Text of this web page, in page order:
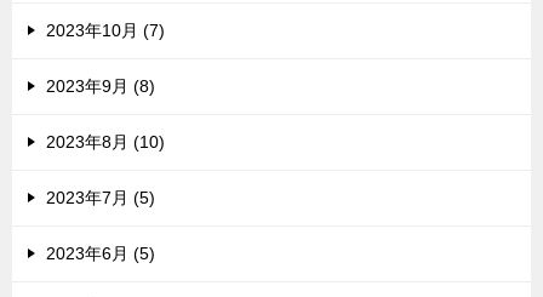
2023年10月 (7)
2023年9月 (8)
2023年8月 (10)
2023年7月 (5)
2023年6月 (5)